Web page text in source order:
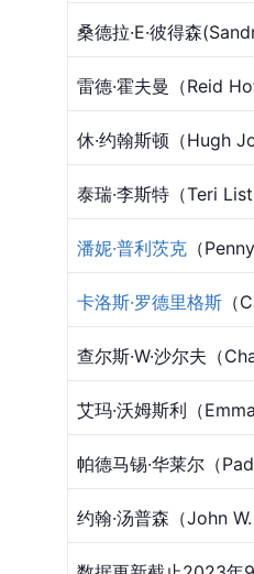
桑德拉·E·彼得森
雷德·霍夫曼（Reid
休·约翰斯顿（Hugh
泰瑞·李斯特（Teri
潘妮·普利茨克 （
卡洛斯·罗德里格斯
查尔斯·W·沙尔夫（
艾玛·沃姆斯利（
帕德马锡·华莱尔（
约翰·汤普森 （John